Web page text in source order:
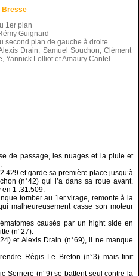
Bresse
1er plan
Guignard
second plan de gauche à droite
Drain, Samuel Souchon, Clément
Yannick Lolliot et Amaury Cantel
de passage, les nuages et la pluie et
et garde sa première place jusqu’à
(n°42) qui l’a dans sa roue avant.
en 1 :31.509.
tomber au 1er virage, remonte à la
malheureusement casse son moteur
causés par un hight side en
(n°27).
et Alexis Drain (n°69), il ne manque
Régis Le Breton (n°3) mais finit
Serriere (n°9) se battent seul contre la